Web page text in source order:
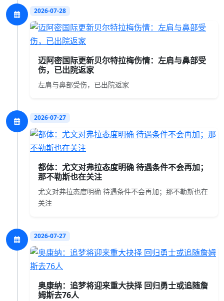
2026-07-28
迈阿密国际更新贝尔特拉梅伤情：左肩与鼻部受
伤，已出院返家
左肩与鼻部受伤，已出院返家
2026-07-27
都体：尤文对弗拉态度明确 待遇条件不会再加；
那不勒斯也在关注
尤文对弗拉态度明确 待遇条件不会再加；那不勒斯也在
关注
2026-07-27
奥康纳：追梦将迎来重大抉择 回归勇士或追随詹
姆斯去76人